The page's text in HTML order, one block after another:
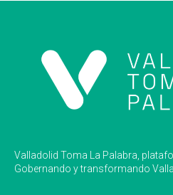
Valladolid Toma La Palabra,
Gobernando y transformando